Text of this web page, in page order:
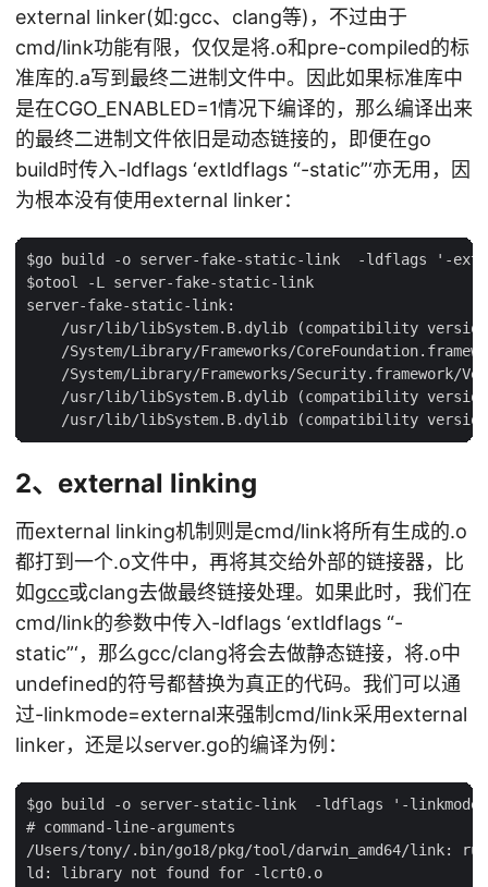
external linker(如:gcc、clang等)，不过由于
cmd/link功能有限，仅仅是将.o和pre-compiled的标
准库的.a写到最终二进制文件中。因此如果标准库中
是在CGO_ENABLED=1情况下编译的，那么编译出来
的最终二进制文件依旧是动态链接的，即便在go
build时传入-ldflags ‘extldflags “-static”‘亦无用，因
为根本没有使用external linker：
$go build -o server-fake-static-link  -ldflags '-
$otool -L server-fake-static-link
server-fake-static-link:
/usr/lib/libSystem.B.dylib (compatibility
/System/Library/Frameworks/
/System/Library/Frameworks/Security.framework/
/usr/lib/libSystem.B.dylib (compatibility
2、external linking
而external linking机制则是cmd/link将所有生成的.o
都打到一个.o文件中，再将其交给外部的链接器，比
如gcc或clang去做最终链接处理。如果此时，我们在
cmd/link的参数中传入-ldflags ‘extldflags “-
static”‘，那么gcc/clang将会去做静态链接，将.o中
undefined的符号都替换为真正的代码。我们可以通
过-linkmode=external来强制cmd/link采用external
linker，还是以server.go的编译为例：
$go build -o server-static-link  -ldflags '-
# command-line-arguments
/Users/tony/.bin/go18/pkg/tool/darwin_amd64/link:
ld: library not found for -lcrt0.o